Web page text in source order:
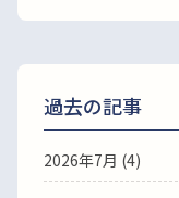
過去の記事
2026年7月 (4)